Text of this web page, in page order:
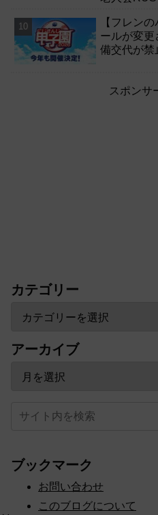
【フレン
ールが変更
備交代が禁
スポンサ
カテゴリー
アーカイブ
ブックマーク
お問い合わせ
このブログについて